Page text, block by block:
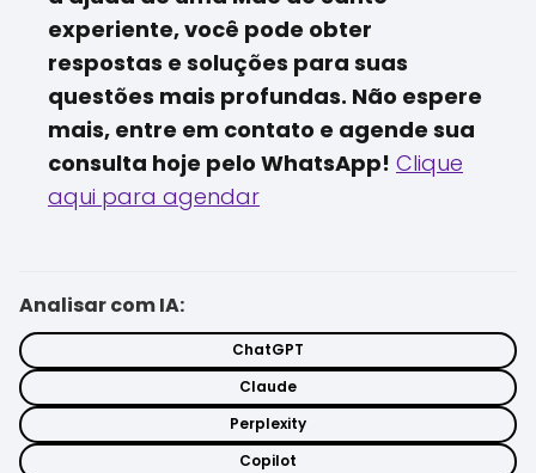
experiente, você pode obter
respostas e soluções para suas
questões mais profundas. Não espere
mais, entre em contato e agende sua
consulta hoje pelo WhatsApp! Clique
aqui para agendar
Analisar com IA:
ChatGPT
Claude
Perplexity
Copilot